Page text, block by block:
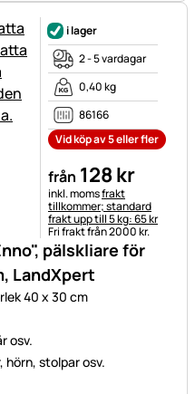
pälskliare för
LandXpert
40 x 30 cm
osv.
hörn, stolpar osv.
i lager
2 - 5 vardagar
0,40 kg
86166
Vid köp av 5 eller fler
från 128kr
Skatteinformation:
inkl. momsfrakt
tillkommer; standard
frakt upp till 5 kg: 65 kr
Fri frakt från 2000 kr.